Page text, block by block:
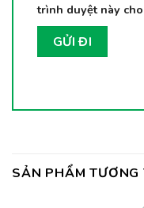
trình duyệt này
SẢN PHẨM TƯƠNG